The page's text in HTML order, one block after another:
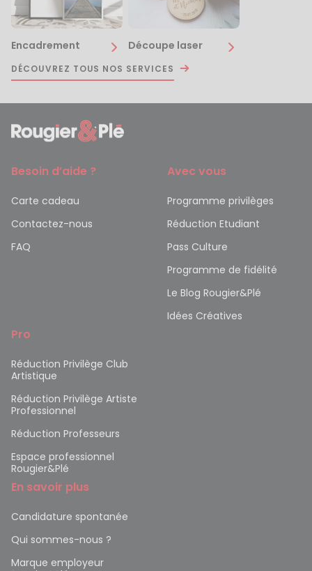
Encadrement Découpe laser
DÉCOUVREZ TOUS NOS SERVICES
Besoin d’aide ?
Carte cadeau
Contactez-nous
FAQ
Avec vous
Programme privilèges
Réduction Etudiant
Pass Culture
Programme de fidélité
Le Blog Rougier&Plé
Idées Créatives
Pro
Réduction Privilège Club
Artistique
Réduction Privilège Artiste
Professionnel
Réduction Professeurs
Espace professionnel
Rougier&Plé
En savoir plus
Candidature spontanée
Qui sommes-nous ?
Marque employeur